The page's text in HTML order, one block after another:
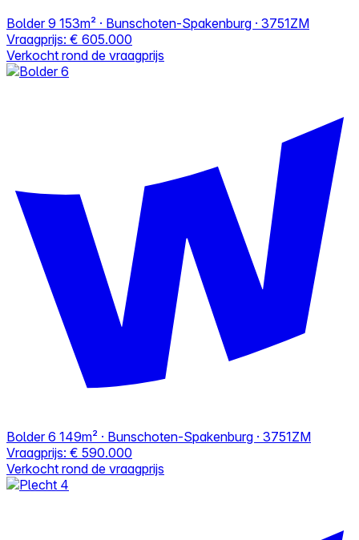
Bolder 9 153m² · Bunschoten-Spakenburg · 3751ZM
Vraagprijs: € 605.000
Verkocht rond de vraagprijs
Bolder 6 149m² · Bunschoten-Spakenburg · 3751ZM
Vraagprijs: € 590.000
Verkocht rond de vraagprijs